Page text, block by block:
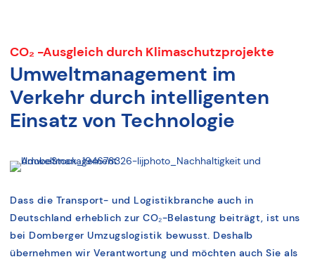
CO₂ -Ausgleich durch Klimaschutzprojekte
Umweltmanagement im
Verkehr durch intelligenten
Einsatz von Technologie
Dass die Transport- und Logistikbranche auch in
Deutschland erheblich zur CO₂-Belastung beiträgt, ist uns
bei Domberger Umzugslogistik bewusst. Deshalb
übernehmen wir Verantwortung und möchten auch Sie als